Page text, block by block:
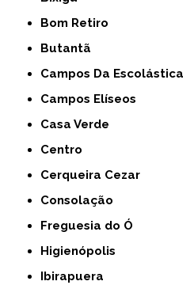
Bom Retiro
Butantã
Campos Da Escolástica
Campos Elíseos
Casa Verde
Centro
Cerqueira Cezar
Consolação
Freguesia do Ó
Higienópolis
Ibirapuera